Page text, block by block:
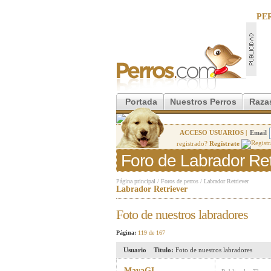
Portada Nuestros Perros
ACCESO USUARIOS | Email
registrado? Regístrate
Foro de Labrador
Página principal / Foros de perros / Labrador Retriever
Labrador Retriever
Foto de nuestros labradores
Página: 119 de 167
Usuario Titulo: Foto de nuestros labradores